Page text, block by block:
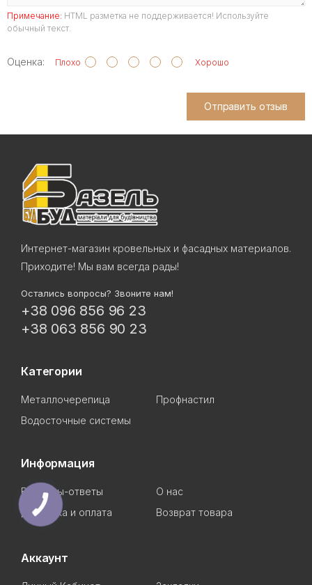
Примечание: HTML разметка не поддерживается! Используйте
обычный текст.
Оценка: Плохо Хорошо
Отправить отзыв
Интернет-магазин кровельных и фасадных материалов.
Приходите! Мы вам всегда рады!
Остались вопросы? Звоните нам!
+38 096 856 96 23
+38 063 856 90 23
Категории
Металлочерепица
Профнастил
Водосточные системы
Информация
Вопросы-ответы
О нас
Доставка и оплата
Возврат товара
Аккаунт